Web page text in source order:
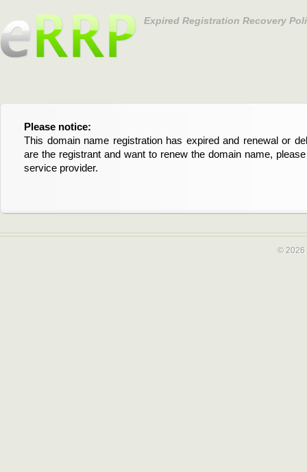
Expired Registration Recovery
Please notice:
This domain name registration has expired and renewal or
are the registrant and want to renew the domain name,
service provider.
Bitte beachten Sie:
Diese Domainregistrierung ist abgelaufen und die
Domain stehen an. Wenn Sie der Registrant sind und
verlängern möchten, kontaktieren Sie bitte Ihren Service-
© 2026